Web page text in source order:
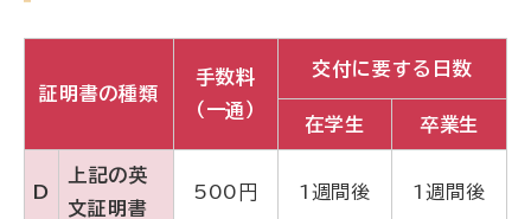
証明書の種類
手数料
（一通）
交付に要する日数
在学生 卒業生
D
上記の英
文証明書
500円 1週間後 1週間後